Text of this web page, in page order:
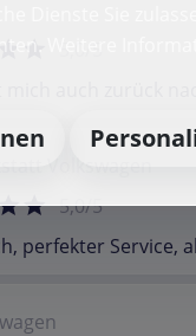
5,0/5
perfekter Service,
Dienste Sie
Weitere